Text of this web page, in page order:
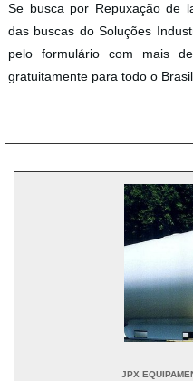
Se busca por Repuxação de
das buscas do Soluções
pelo formulário com mais
gratuitamente para todo o Brasil
JPX